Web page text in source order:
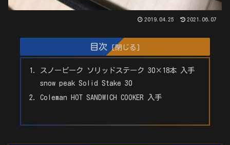
2019.04.25 2021.06.07
目次
スノーピーク ソリッドステーク 30×18本 入手
snow peak Solid Stake 30
Coleman HOT SANDWICH COOKER 入手